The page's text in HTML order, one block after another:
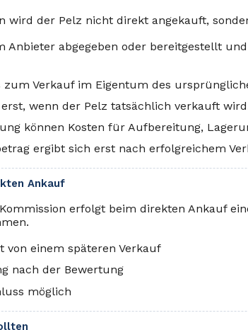
wird der Pelz nicht direkt angekauft,
Anbieter abgegeben oder bereitgestellt
zum Verkauf im Eigentum des
wenn der Pelz tatsächlich verkauft
können Kosten für Aufbereitung,
ergibt sich erst nach erfolgreichem
Ankauf
erfolgt beim direkten Ankauf
von einem späteren Verkauf
nach der Bewertung
möglich